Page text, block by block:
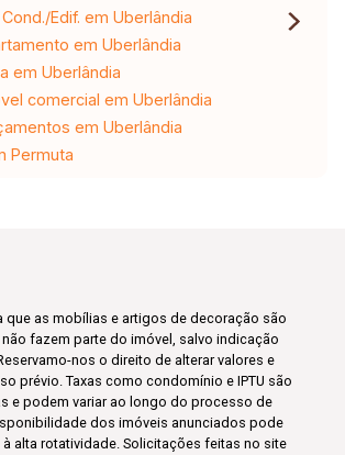
Edif. em Uberlândia
em Uberlândia
em Uberlândia
comercial em Uberlândia
em Uberlândia
Permuta
que as mobílias e artigos de decoração são
fazem parte do imóvel, salvo indicação
nos o direito de alterar valores e
prévio. Taxas como condomínio e IPTU são
e podem variar ao longo do processo de
dos imóveis anunciados pode
alta rotatividade. Solicitações feitas no site